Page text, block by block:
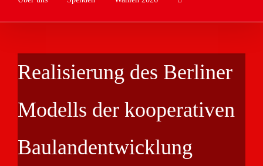
Realisierung des Berliner
Modells der kooperativen
Baulandentwicklung